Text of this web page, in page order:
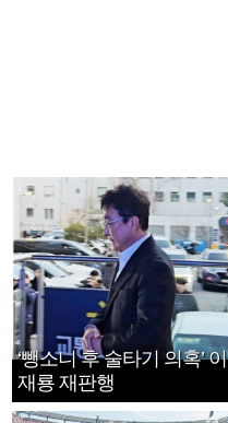
‘뺑소니 후 술타기 의혹’ 이
재룡 재판행